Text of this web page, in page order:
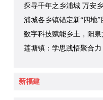
税“快车”出海
探寻千年之乡浦城 万安
浦城各乡镇锚定新“四地
数字科技赋能乡土，阳
课堂开讲啦
莲塘镇：学思践悟聚合
新福建